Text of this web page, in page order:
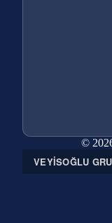
©
VEYISOĞLU